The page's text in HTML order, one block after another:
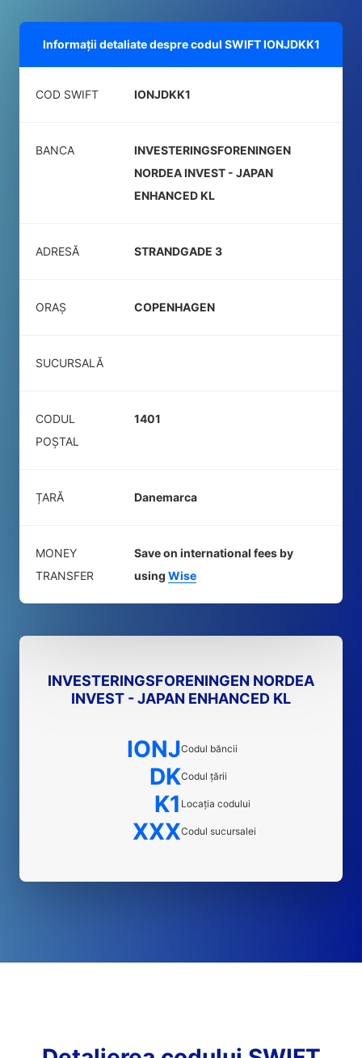
Informații detaliate despre codul SWIFTIONJDKK1
COD SWIFT IONJDKK1
BANCA
INVESTERINGSFORENINGEN
NORDEA INVEST - JAPAN
ENHANCED KL
ADRESĂ STRANDGADE 3
ORAȘ COPENHAGEN
SUCURSALĂ
CODUL
POŞTAL
1401
ȚARĂ Danemarca
MONEY
TRANSFER
Save on international fees by
using Wise
INVESTERINGSFORENINGEN NORDEA
INVEST - JAPAN ENHANCED KL
IONJCodul băncii
DKCodul țării
K1 Locația codului
XXXCodul sucursalei